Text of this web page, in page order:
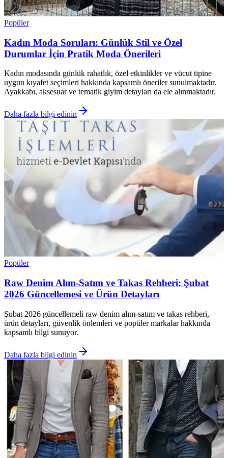
Popüler
Kadın Moda Soruları: Günlük Stil ve Özel
Durumlar İçin Pratik Moda Önerileri
Kadın modasında günlük rahatlık, özel etkinlikler ve vücut tipine
uygun kıyafet seçimleri hakkında kapsamlı öneriler sunulmaktadır.
Ayakkabı, aksesuar ve tematik giyim detayları da ele alınmaktadır.
Daha fazla bilgi edinin
Popüler
Raw Denim Alım-Satım ve Takas Rehberi: Şubat
2026 Güncellemesi ve Ürün Detayları
Şubat 2026 güncellemeli raw denim alım-satım ve takas rehberi,
ürün detayları, güvenlik önlemleri ve popüler markalar hakkında
kapsamlı bilgi sunuyor.
Daha fazla bilgi edinin